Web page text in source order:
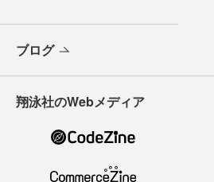
ブログ
翔泳社のWebメディア